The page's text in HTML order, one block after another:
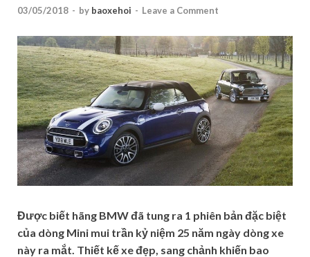
03/05/2018 - by baoxehoi - Leave a Comment
Được biết hãng BMW đã tung ra 1 phiên bản đặc biệt
của dòng Mini mui trần kỷ niệm 25 năm ngày dòng xe
này ra mắt. Thiết kế xe đẹp, sang chảnh khiến bao